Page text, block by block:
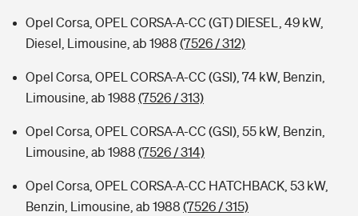
Opel Corsa, OPEL CORSA-A-CC (GT) DIESEL, 49 kW,
Diesel, Limousine, ab 1988 (7526 / 312)
Opel Corsa, OPEL CORSA-A-CC (GSI), 74 kW, Benzin,
Limousine, ab 1988 (7526 / 313)
Opel Corsa, OPEL CORSA-A-CC (GSI), 55 kW, Benzin,
Limousine, ab 1988 (7526 / 314)
Opel Corsa, OPEL CORSA-A-CC HATCHBACK, 53 kW,
Benzin, Limousine, ab 1988 (7526 / 315)